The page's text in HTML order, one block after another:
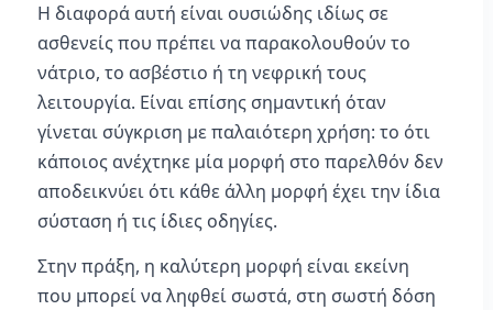
Η διαφορά αυτή είναι ουσιώδης ιδίως σε
ασθενείς που πρέπει να παρακολουθούν το
νάτριο, το ασβέστιο ή τη νεφρική τους
λειτουργία. Είναι επίσης σημαντική όταν
γίνεται σύγκριση με παλαιότερη χρήση: το ότι
κάποιος ανέχτηκε μία μορφή στο παρελθόν δεν
αποδεικνύει ότι κάθε άλλη μορφή έχει την ίδια
σύσταση ή τις ίδιες οδηγίες.
Στην πράξη, η καλύτερη μορφή είναι εκείνη
που μπορεί να ληφθεί σωστά, στη σωστή δόση